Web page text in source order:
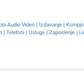
Audio Video | Izdavanje |
| Telefoni | Usluge | Zaposlenje |